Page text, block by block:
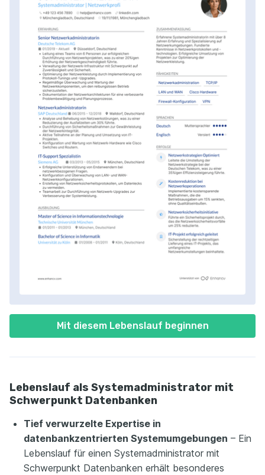
Mit diesem Lebenslauf beginnen
Lebenslauf als Systemadministrator mit
Schwerpunkt Datenbanken
Tief verwurzelte Expertise in
datenbankzentrierten Systemumgebungen – Ein
Lebenslauf für einen Systemadministrator mit
Schwerpunkt Datenbanken erhält besonderes